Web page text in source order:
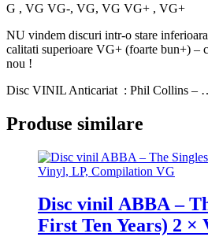
G , VG VG-, VG, VG VG+ , VG+
NU vindem discuri intr-o stare
calitati superioare VG+ (foarte bun+) –
nou !
Disc VINIL Anticariat : Phil Collins –
Produse similare
Disc vinil ABBA – The Singles (The
First Ten Years) 2 × Vinyl, LP,